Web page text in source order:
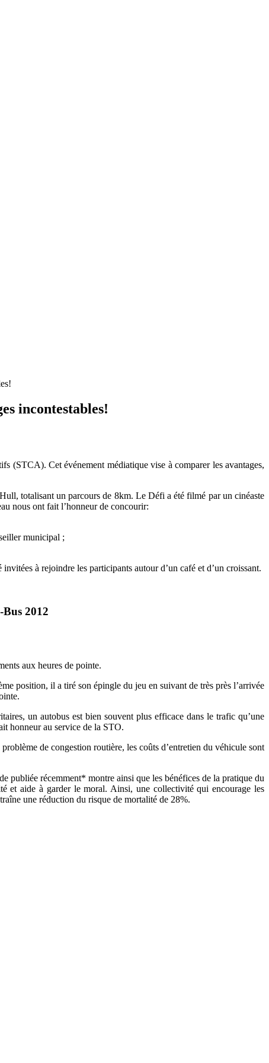
incontestables!
(STCA). Cet événement médiatique vise à comparer les avantages,
totalisant un parcours de 8km. Le Défi a été filmé par un cinéaste
nous ont fait l’honneur de concourir:
municipal ;
à rejoindre les participants autour d’un café et d’un croissant.
2012
aux heures de pointe.
position, il a tiré son épingle du jeu en suivant de très près l’arrivée
un autobus est bien souvent plus efficace dans le trafic qu’une
honneur au service de la STO.
de congestion routière, les coûts d’entretien du véhicule sont
publiée récemment* montre ainsi que les bénéfices de la pratique du
et aide à garder le moral. Ainsi, une collectivité qui encourage les
une réduction du risque de mortalité de 28%.